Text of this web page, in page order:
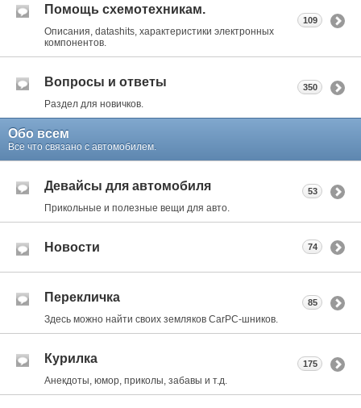
Помощь схемотехникам.
Описания, datashits, характеристики электронных
компонентов.
109
Вопросы и ответы
Раздел для новичков.
350
Обо всем
Все что связано с автомобилем.
Девайсы для автомобиля
Прикольные и полезные вещи для авто.
53
Новости 74
Перекличка
Здесь можно найти своих земляков CarPC-шников.
85
Курилка
Анекдоты, юмор, приколы, забавы и т.д.
175